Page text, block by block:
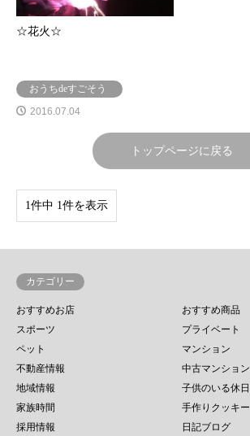
☆花火☆
おうちdeすごそう
2016.07.04
トップページに戻る
1件中 1件を表示
カテゴリー
おすすめお店
おすすめ商品
スポーツ
プライベート
ペット
マンション
不動産情報
中古マンション
地域情報
子供のいる休日
家族時間
手作りクッキー
採用情報
日記ブログ